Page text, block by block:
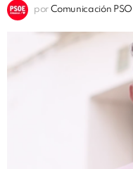
por Comunicación